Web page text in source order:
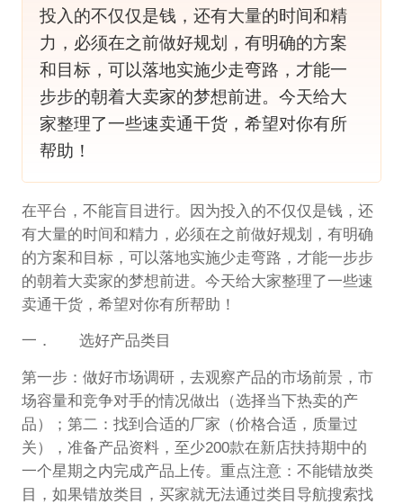
投入的不仅仅是钱，还有大量的时间和精
力，必须在之前做好规划，有明确的方案
和目标，可以落地实施少走弯路，才能一
步步的朝着大卖家的梦想前进。今天给大
家整理了一些速卖通干货，希望对你有所
帮助！
在平台，不能盲目进行。因为投入的不仅仅是钱，还
有大量的时间和精力，必须在之前做好规划，有明确
的方案和目标，可以落地实施少走弯路，才能一步步
的朝着大卖家的梦想前进。今天给大家整理了一些速
卖通干货，希望对你有所帮助！
一． 选好产品类目
第一步：做好市场调研，去观察产品的市场前景，市
场容量和竞争对手的情况做出（选择当下热卖的产
品）；第二：找到合适的厂家（价格合适，质量过
关），准备产品资料，至少200款在新店扶持期中的
一个星期之内完成产品上传。重点注意：不能错放类
目，如果错放类目，买家就无法通过类目导航搜索找